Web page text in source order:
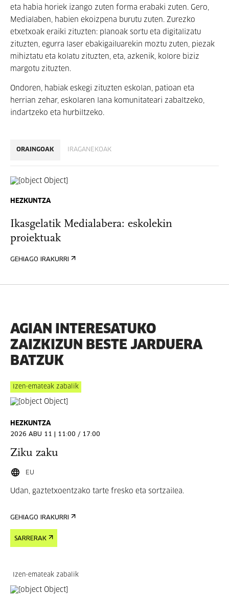
eta habia horiek izango zuten forma erabaki zuten. Gero,
Medialaben, habien ekoizpena burutu zuten. Zurezko
etxetxoak eraiki zituzten: planoak sortu eta digitalizatu
zituzten, egurra laser ebakigailuarekin moztu zuten, piezak
mihiztatu eta kolatu zituzten, eta, azkenik, kolore biziz
margotu zituzten.
Ondoren, habiak eskegi zituzten eskolan, patioan eta
herrian zehar, eskolaren lana komunitateari zabaltzeko,
indartzeko eta hurbiltzeko.
ORAINGOAK IRAGANEKOAK
HEZKUNTZA
Ikasgelatik Medialabera: eskolekin
proiektuak
GEHIAGO IRAKURRI
AGIAN INTERESATUKO
ZAIZKIZUN BESTE JARDUERA
BATZUK
Izen-emateak zabalik
HEZKUNTZA
2026 ABU 11 | 11:00 / 17:00
Ziku zaku
EU
Udan, gaztetxoentzako tarte fresko eta sortzailea.
GEHIAGO IRAKURRI
SARRERAK
Izen-emateak zabalik